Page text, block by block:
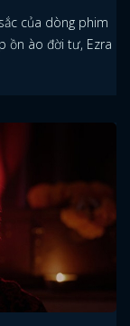
của dòng phim
ồn ào đời tư, Ezra